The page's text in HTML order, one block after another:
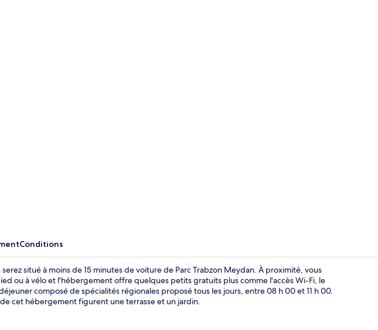
Conditions
serez situé à moins de 15 minutes de voiture de Parc Trabzon Meydan. À proximité, vous
ou à vélo et l'hébergement offre quelques petits gratuits plus comme l'accès Wi-Fi, le
composé de spécialités régionales proposé tous les jours, entre 08 h 00 et 11 h 00.
cet hébergement figurent une terrasse et un jardin.